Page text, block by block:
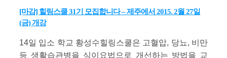
[마감] 힐링스쿨 31기 모집합니다 – 제주에서 2015. 2월 27일
(금) 개강
14일 입소 학교 황성수힐링스쿨은 고혈압, 당뇨, 비만
등 생활습관병을 식이요법으로 개선하는 방법을 교